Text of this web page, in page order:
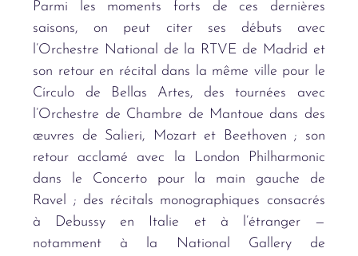
Parmi les moments forts de ces dernières
saisons, on peut citer ses débuts avec
l’Orchestre National de la RTVE de Madrid et
son retour en récital dans la même ville pour le
Círculo de Bellas Artes, des tournées avec
l’Orchestre de Chambre de Mantoue dans des
œuvres de Salieri, Mozart et Beethoven ; son
retour acclamé avec la London Philharmonic
dans le Concerto pour la main gauche de
Ravel ; des récitals monographiques consacrés
à Debussy en Italie et à l’étranger —
notamment à la National Gallery de